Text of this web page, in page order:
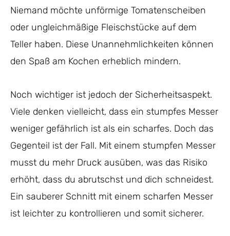
Niemand möchte unförmige Tomatenscheiben
oder ungleichmäßige Fleischstücke auf dem
Teller haben. Diese Unannehmlichkeiten können
den Spaß am Kochen erheblich mindern.
Noch wichtiger ist jedoch der Sicherheitsaspekt.
Viele denken vielleicht, dass ein stumpfes Messer
weniger gefährlich ist als ein scharfes. Doch das
Gegenteil ist der Fall. Mit einem stumpfen Messer
musst du mehr Druck ausüben, was das Risiko
erhöht, dass du abrutschst und dich schneidest.
Ein sauberer Schnitt mit einem scharfen Messer
ist leichter zu kontrollieren und somit sicherer.